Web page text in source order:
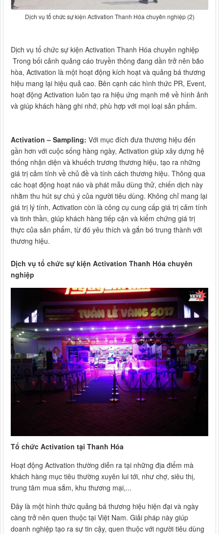
Dịch vụ tổ chức sự kiện Activation Thanh Hóa chuyên nghiệp (2)
Dịch vụ tổ chức sự kiện Activation Thanh Hóa chuyên nghiệp
Trong bối cảnh quảng cáo truyền thông đang dần trở nên bão
hòa, Activation là một hoạt động kích hoạt và quảng bá thương
hiệu mang lại hiệu quả cao. Bên cạnh các hình thức PR, Event,
hoạt động Activation luôn tạo ra hiệu ứng mạnh mẽ về hình ảnh
và giúp khách hàng ghi nhớ, phù hợp với mọi loại sản phẩm.
Activation – Sampling: Với mục đích đưa thương hiệu đến
gần hơn với cuộc sống hàng ngày, Activation giúp xây dựng hệ
thống nhận diện và khuếch trương thương hiệu, tạo ra những
giá trị cảm tính về chủ đề và tính cách thương hiệu. Thông qua
các hoạt động hoạt náo và phát mẫu dùng thử, chiến dịch này
nhằm thu hút sự chú ý của người tiêu dùng. Không chỉ mang lại
giá trị lý tính, Activation còn là công cụ cung cấp giá trị cảm tính
và tinh thần, giúp khách hàng tiếp cận và kiểm chứng giá trị
thực của sản phẩm, từ đó yêu thích và gắn bó trung thành với
thương hiệu.
Dịch vụ tổ chức sự kiện Activation Thanh Hóa chuyên
nghiệp
Tổ chức Activation tại Thanh Hóa
Hoạt động Activation thường diễn ra tại những địa điểm mà
khách hàng mục tiêu thường xuyên lui tới, như chợ, siêu thị,
trung tâm mua sắm, khu thương mại,...
Đây là một hình thức quảng bá thương hiệu hiện đại và ngày
càng trở nên quen thuộc tại Việt Nam. Giải pháp này giúp
doanh nghiệp tạo ra sự tin cậy, quen thuộc với người tiêu dùng